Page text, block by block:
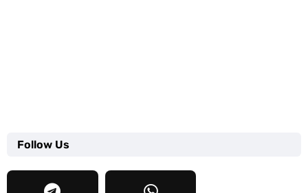
Follow Us